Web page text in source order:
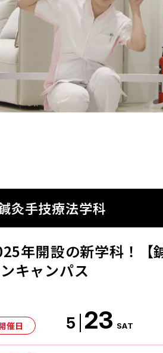
灸手技療法学科
年開設の新学科！【
キャンパス
催日 5 23 SAT